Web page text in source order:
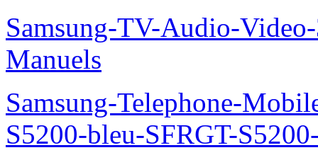
Samsung-TV-Audio-
Manuels
Samsung-Telephone-
S5200-bleu-SFRGT-